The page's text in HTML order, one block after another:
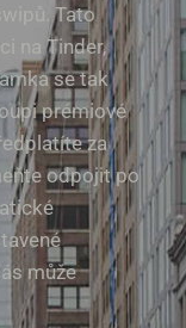
Tato
na Tinder,
se tak
prémiové
za
odpojit po
může